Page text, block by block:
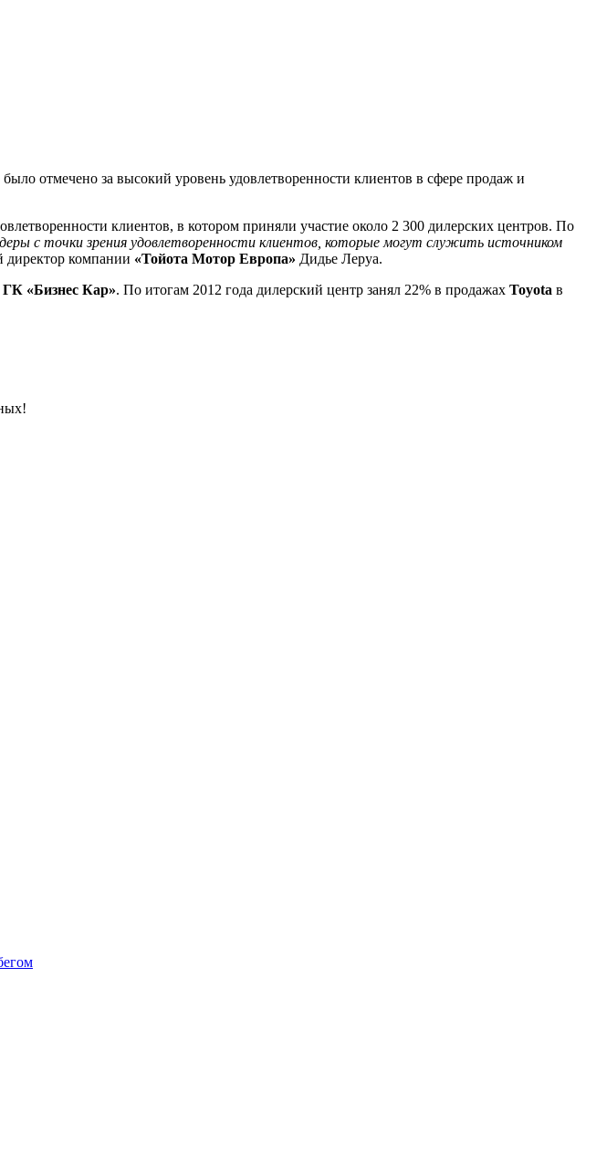
отмечено за высокий уровень удовлетворенности клиентов в сфере продаж и
клиентов, в котором приняли участие около 2 300 дилерских центров. По
с точки зрения удовлетворенности клиентов, которые могут служить источником
директор компании «Тойота Мотор Европа» Дидье Леруа.
ГК «Бизнес Кар». По итогам 2012 года дилерский центр занял 22% в продажах Toyota в